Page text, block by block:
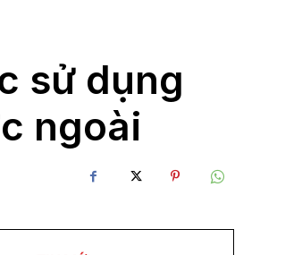
sử dụng
ngoài